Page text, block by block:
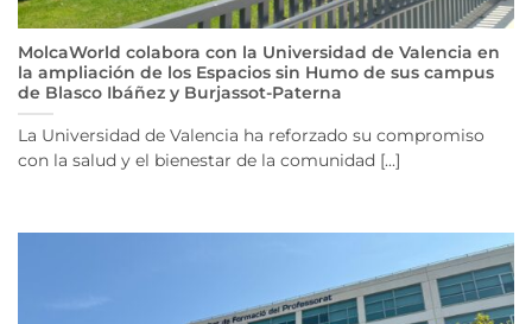
MolcaWorld colabora con la Universidad de Valencia en
la ampliación de los Espacios sin Humo de sus campus
de Blasco Ibáñez y Burjassot-Paterna
La Universidad de Valencia ha reforzado su compromiso
con la salud y el bienestar de la comunidad [...]